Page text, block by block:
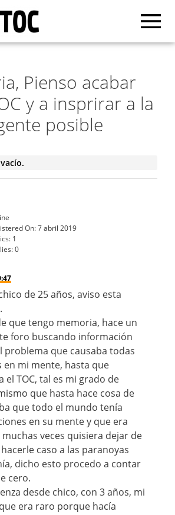
Pienso acabar
y a insprirar a la
posible
On:7 abril 2019
1
0
de 25 años, aviso esta
que tengo memoria, hace un
foro buscando información
problema que causaba todas
en mi mente, hasta que
el TOC, tal es mi grado de
que hasta hace cosa de
que todo el mundo tenía
en su mente y que era
veces quisiera dejar de
caso a las paranoyas
dicho esto procedo a contar
cero.
desde chico, con 3 años, mi
era raro porque hacía